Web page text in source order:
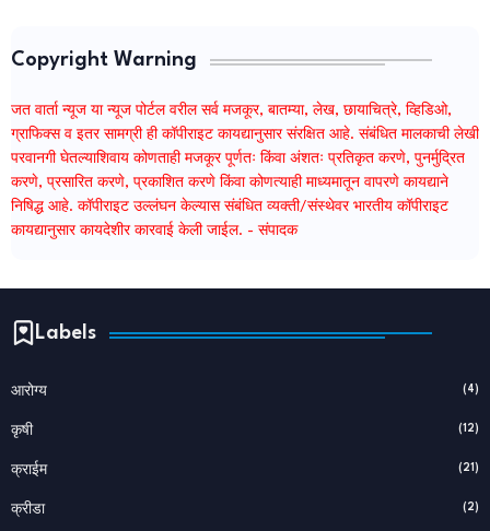
Copyright Warning
जत वार्ता न्यूज या न्यूज पोर्टल वरील सर्व मजकूर, बातम्या, लेख, छायाचित्रे, व्हिडिओ,
ग्राफिक्स व इतर सामग्री ही कॉपीराइट कायद्यानुसार संरक्षित आहे. संबंधित मालकाची लेखी
परवानगी घेतल्याशिवाय कोणताही मजकूर पूर्णतः किंवा अंशतः प्रतिकृत करणे, पुनर्मुद्रित
करणे, प्रसारित करणे, प्रकाशित करणे किंवा कोणत्याही माध्यमातून वापरणे कायद्याने
निषिद्ध आहे. कॉपीराइट उल्लंघन केल्यास संबंधित व्यक्ती/संस्थेवर भारतीय कॉपीराइट
कायद्यानुसार कायदेशीर कारवाई केली जाईल. - संपादक
Labels
आरोग्य (4)
कृषी (12)
क्राईम (21)
क्रीडा (2)